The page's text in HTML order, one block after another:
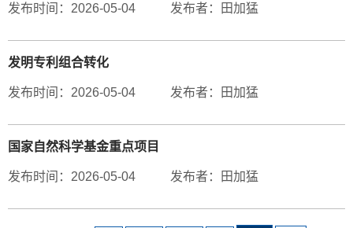
发布时间：2026-05-04 发布者：田加猛
发明专利组合转化
发布时间：2026-05-04 发布者：田加猛
国家自然科学基金重点项目
发布时间：2026-05-04 发布者：田加猛